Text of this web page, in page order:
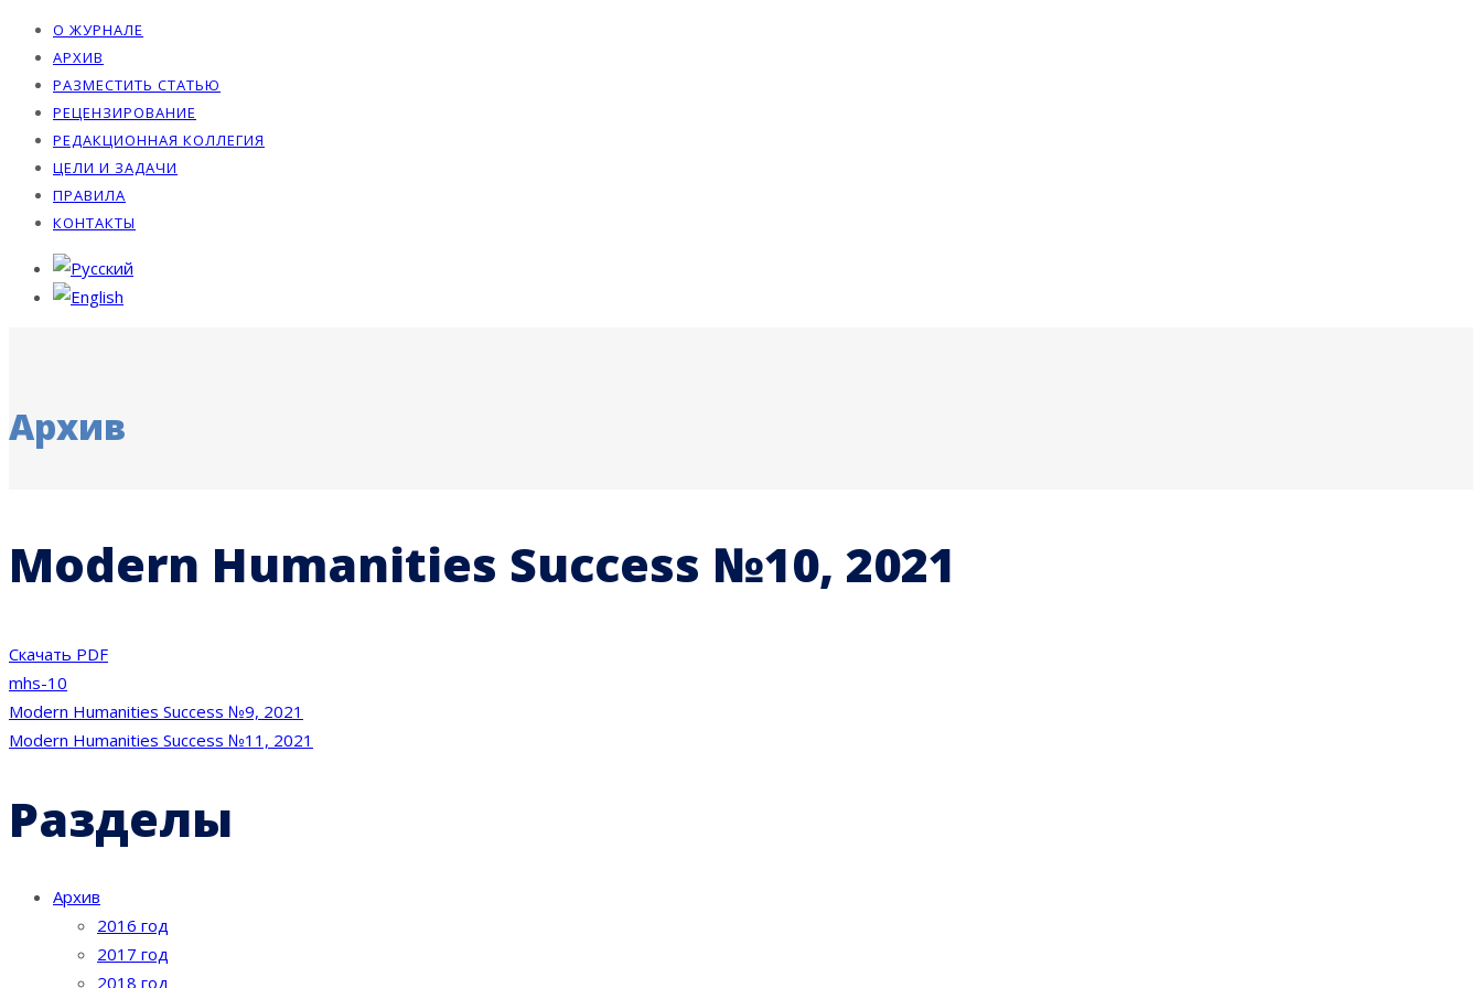
О ЖУРНАЛЕ
АРХИВ
РАЗМЕСТИТЬ СТАТЬЮ
РЕЦЕНЗИРОВАНИЕ
РЕДАКЦИОННАЯ КОЛЛЕГИЯ
ЦЕЛИ И ЗАДАЧИ
ПРАВИЛА
КОНТАКТЫ
Архив
Modern Humanities Success №10, 2021
Скачать PDF
mhs-10
Навигация
по
записям
Modern Humanities Success №9, 2021
Modern Humanities Success №11, 2021
Разделы
Архив
2016 год
2017 год
2018 год